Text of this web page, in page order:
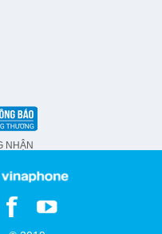
NHẬN